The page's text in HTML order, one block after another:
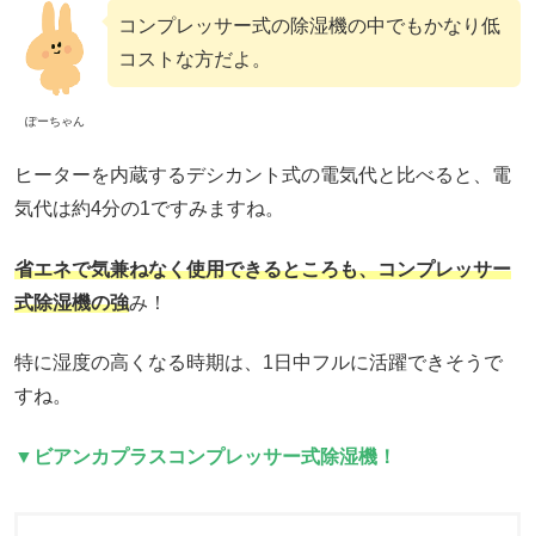
ぽーちゃん
コンプレッサー式の除湿機の中でもかなり低
コストな方だよ。
ヒーターを内蔵するデシカント式の電気代と比べると、電
気代は約4分の1ですみますね。
省エネで気兼ねなく使用できるところも、コンプレッサー
式除湿機の強み！
特に湿度の高くなる時期は、1日中フルに活躍できそうで
すね。
▼ビアンカプラスコンプレッサー式除湿機！